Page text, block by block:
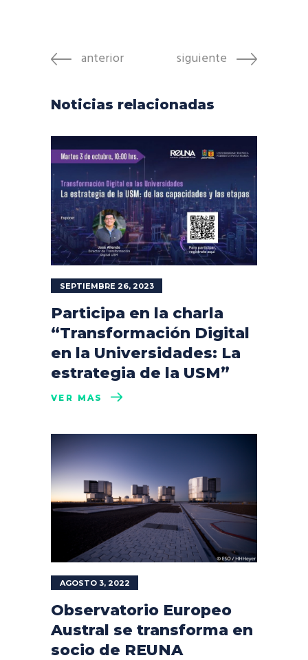
anterior siguiente
Noticias relacionadas
SEPTIEMBRE 26, 2023
Participa en la charla
“Transformación Digital
en la Universidades: La
estrategia de la USM”
VER MÁS
AGOSTO 3, 2022
Observatorio Europeo
Austral se transforma en
socio de REUNA